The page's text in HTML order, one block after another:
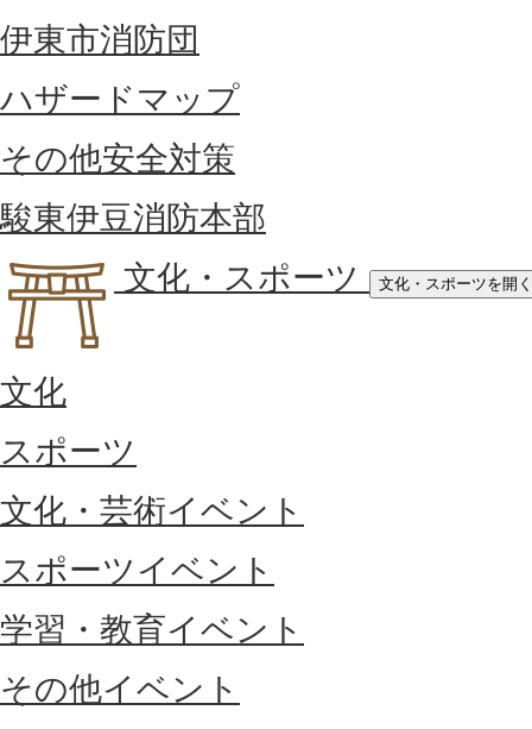
伊東市消防団
ハザードマップ
その他安全対策
駿東伊豆消防本部
文化・スポーツ
文化・スポーツを開く
文化
スポーツ
文化・芸術イベント
スポーツイベント
学習・教育イベント
その他イベント